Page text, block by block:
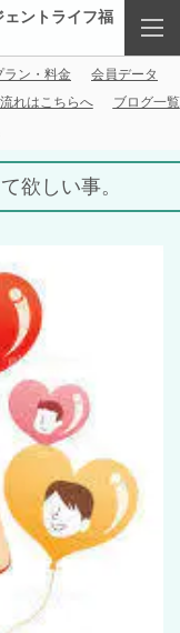
ントライフ福
ラン・料金
会員データ
れはこちらへ
ブログ一覧
欲しい事。